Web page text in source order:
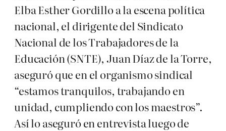
Elba Esther Gordillo a la escena política
nacional, el dirigente del Sindicato
Nacional de los Trabajadores de la
Educación (SNTE), Juan Díaz de la Torre,
aseguró que en el organismo sindical
“estamos tranquilos, trabajando en
unidad, cumpliendo con los maestros”.
Así lo aseguró en entrevista luego de